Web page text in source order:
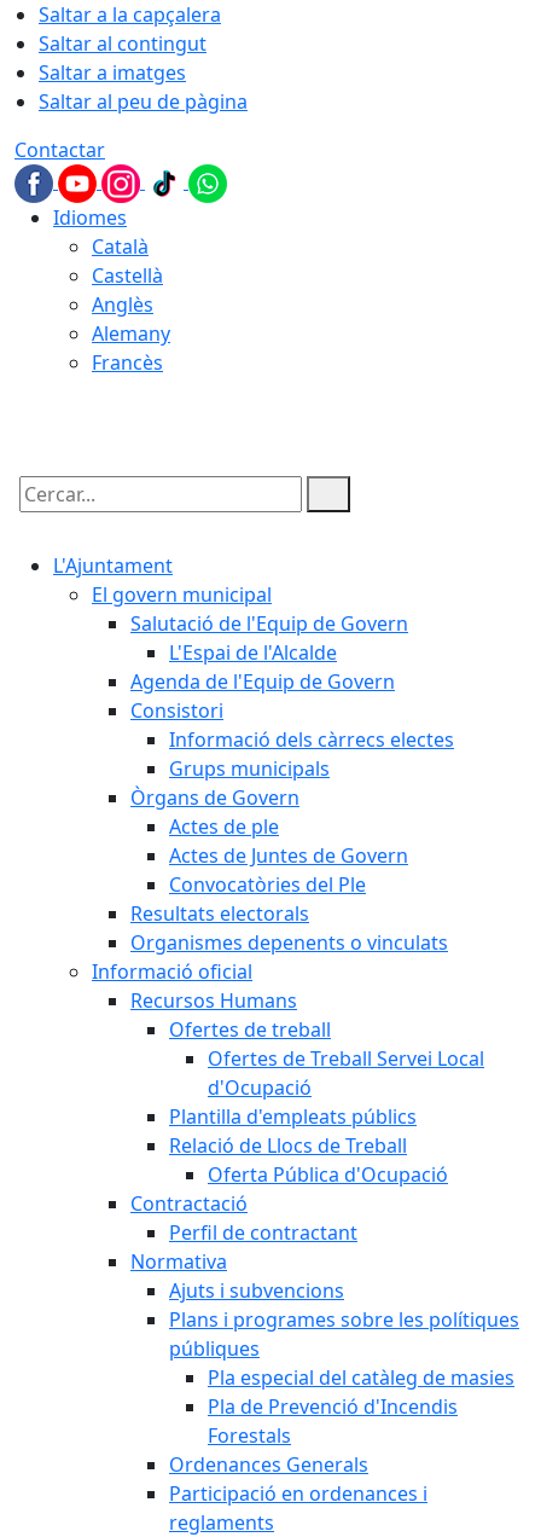
Saltar a la capçalera
Saltar al contingut
Saltar a imatges
Saltar al peu de pàgina
Contactar
Idiomes
Català
Castellà
Anglès
Alemany
Francès
Cercar:
L'Ajuntament
El govern municipal
Salutació de l'Equip de Govern
L'Espai de l'Alcalde
Agenda de l'Equip de Govern
Consistori
Informació dels càrrecs electes
Grups municipals
Òrgans de Govern
Actes de ple
Actes de Juntes de Govern
Convocatòries del Ple
Resultats electorals
Organismes depenents o vinculats
Informació oficial
Recursos Humans
Ofertes de treball
Ofertes de Treball Servei Local
d'Ocupació
Plantilla d'empleats públics
Relació de Llocs de Treball
Oferta Pública d'Ocupació
Contractació
Perfil de contractant
Normativa
Ajuts i subvencions
Plans i programes sobre les polítiques
públiques
Pla especial del catàleg de masies
Pla de Prevenció d'Incendis
Forestals
Ordenances Generals
Participació en ordenances i
reglaments